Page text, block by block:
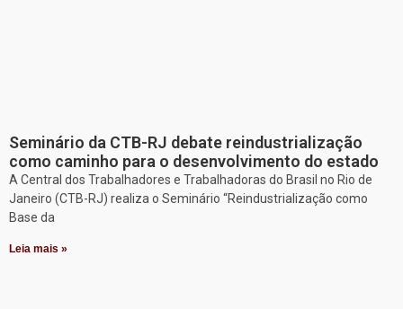
Seminário da CTB-RJ debate reindustrialização
como caminho para o desenvolvimento do estado
A Central dos Trabalhadores e Trabalhadoras do Brasil no Rio de
Janeiro (CTB-RJ) realiza o Seminário “Reindustrialização como
Base da
Leia mais »